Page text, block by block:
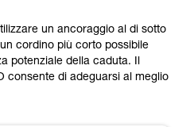
un ancoraggio al di sotto
cordino più corto possibile
potenziale della caduta. Il
consente di adeguarsi al meglio